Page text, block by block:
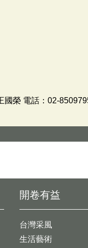
榮 電話：02-
開卷有益
台灣采風
生活藝術